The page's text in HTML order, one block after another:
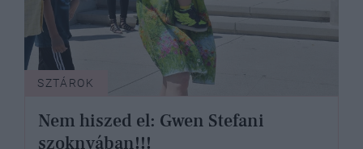
SZTÁROK
Nem hiszed el: Gwen Stefani
szoknyában!!!